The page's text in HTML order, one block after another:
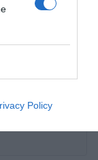
Policy